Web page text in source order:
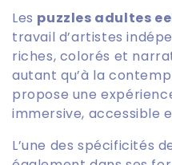
t
i
o
n
:
Les puzzles adultes
travail d’artistes
riches, colorés et
autant qu’à la
propose une
immersive, accessible
L’une des spécificités